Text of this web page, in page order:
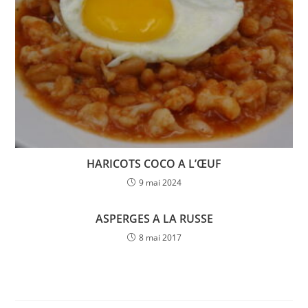
HARICOTS COCO A L’ŒUF
9 mai 2024
ASPERGES A LA RUSSE
8 mai 2017